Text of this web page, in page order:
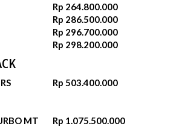
Rp 264.800.000
Rp 286.500.000
Rp 296.700.000
Rp 298.200.000
Rp 503.400.000
MT Rp 1.075.500.000